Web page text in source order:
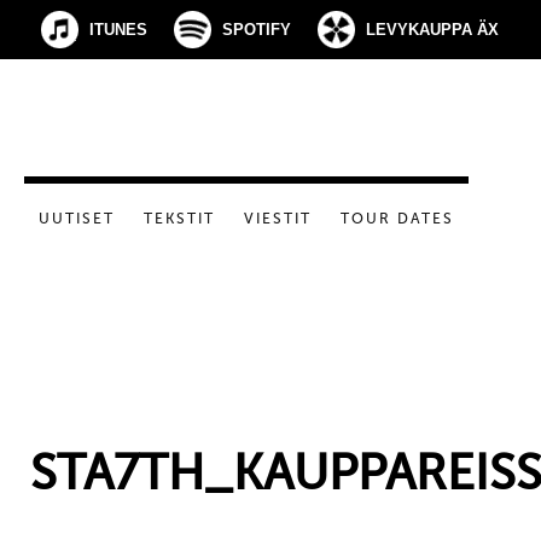
ITUNES SPOTIFY LEVYKAUPPA ÄX
UUTISET TEKSTIT VIESTIT TOUR DATES